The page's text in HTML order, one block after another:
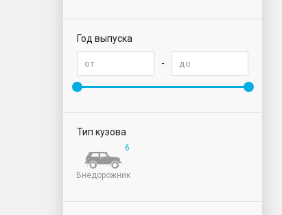
Год выпуска
-
Тип кузова
6
Внедорожник